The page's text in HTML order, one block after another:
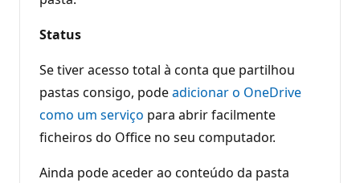
Status
Se tiver acesso total à conta que partilhou
pastas consigo, podeadicionar o OneDrive
como um serviço para abrir facilmente
ficheiros do Office no seu computador.
Ainda pode aceder ao conteúdo da pasta